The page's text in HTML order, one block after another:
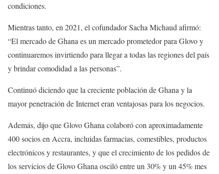
condiciones.
Mientras tanto, en 2021, el cofundador Sacha Michaud afirmó:
“El mercado de Ghana es un mercado prometedor para Glovo y
continuaremos invirtiendo para llegar a todas las regiones del país
y brindar comodidad a las personas”.
Continuó diciendo que la creciente población de Ghana y la
mayor penetración de Internet eran ventajosas para los negocios.
Además, dijo que Glovo Ghana colaboró con aproximadamente
400 socios en Accra, incluidas farmacias, comestibles, productos
electrónicos y restaurantes, y que el crecimiento de los pedidos de
los servicios de Glovo Ghana osciló entre un 30% y un 45% mes